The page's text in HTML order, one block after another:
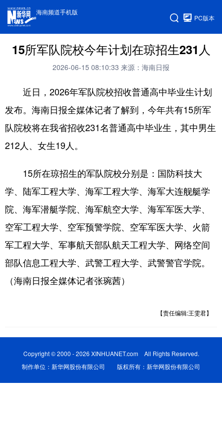
海南频道手机版
PC版本
15所军队院校今年计划在琼招生231人
2026-06-15 08:10:33 来源：海南日报
近日，2026年军队院校招收普通高中毕业生计划
发布。海南日报全媒体记者了解到，今年共有15所军
队院校将在我省招收231名普通高中毕业生，其中男生
212人、女生19人。
15所在琼招生的军队院校分别是：国防科技大
学、陆军工程大学、海军工程大学、海军大连舰艇学
院、海军潜艇学院、海军航空大学、海军军医大学、
空军工程大学、空军预警学院、空军军医大学、火箭
军工程大学、军事航天部队航天工程大学、网络空间
部队信息工程大学、武警工程大学、武警警官学院。
（海南日报全媒体记者张琬茜）
【责任编辑:王雯君】
Copyright © 2000 - 2026 XINHUANET.com All Rights Reserved.
制作单位：新华网股份有限公司 版权所有：新华网股份有限公司